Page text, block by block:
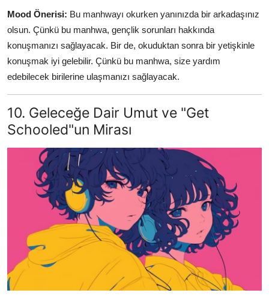
Mood Önerisi: Bu manhwayı okurken yanınızda bir arkadaşınız
olsun. Çünkü bu manhwa, gençlik sorunları hakkında
konuşmanızı sağlayacak. Bir de, okuduktan sonra bir yetişkinle
konuşmak iyi gelebilir. Çünkü bu manhwa, size yardım
edebilecek birilerine ulaşmanızı sağlayacak.
10. Geleceğe Dair Umut ve "Get
Schooled"un Mirası